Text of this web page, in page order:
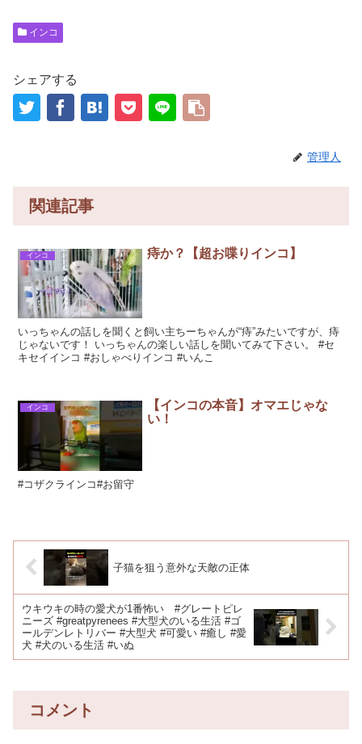
インコ
シェアする
管理人
関連記事
インコ 痔か？【超お喋りインコ】
いっちゃんの話しを聞くと飼い主ちーちゃんが“痔”みたいですが、痔
じゃないです！ いっちゃんの楽しい話しを聞いてみて下さい。 #セ
キセイインコ #おしゃべりインコ #いんこ
インコ
【インコの本音】オマエじゃな
い！
#コザクラインコ#お留守
子猫を狙う意外な天敵の正体
ウキウキの時の愛犬が1番怖い #グレートピレ
ニーズ #greatpyrenees #大型犬のいる生活 #ゴ
ールデンレトリバー #大型犬 #可愛い #癒し #愛
犬 #犬のいる生活 #いぬ
コメント